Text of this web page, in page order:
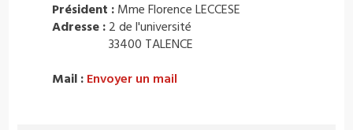
Président : Mme Florence LECCESE
Adresse : 2 de l'université
33400 TALENCE
Mail : Envoyer un mail